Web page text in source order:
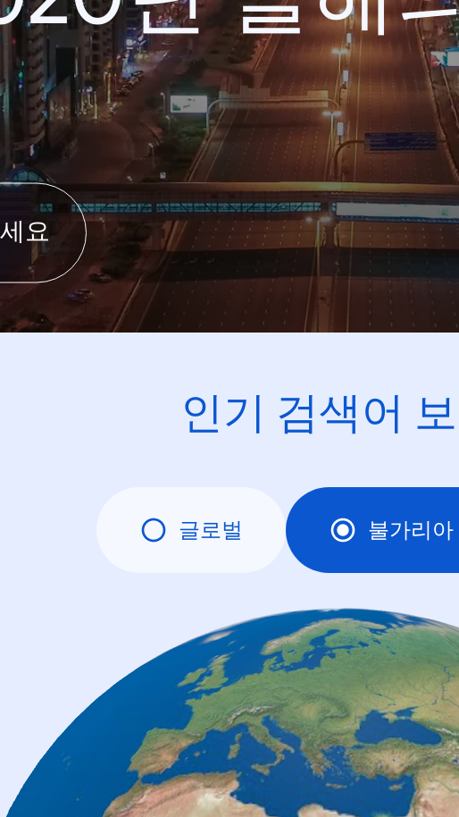
요
인기 검색어
글로벌 불가리아